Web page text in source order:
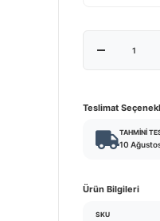
Teslimat
TAHMINI
10
Ürün Bilgileri
SKU